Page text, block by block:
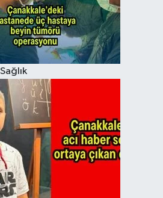
Sağlık